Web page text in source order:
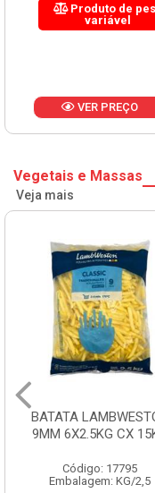
Produto de
variável
VER PREÇO
Vegetais e Massas
Veja mais
BATATA
9MM 6X2.5KG CX
Código: 17795
Embalagem: KG/2,5